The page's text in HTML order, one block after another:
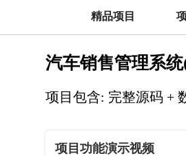
精品项目
汽车销售管理系
项目包含: 完整源码 +
项目功能演示视频